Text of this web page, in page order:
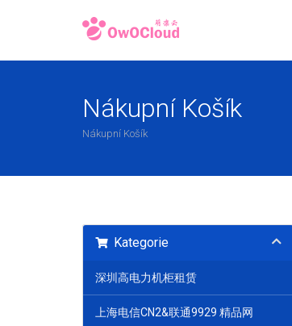
Nákupní Košík
Nákupní Košík
Kategorie
深圳高电力机柜租赁
上海电信CN2&联通9929 精品网